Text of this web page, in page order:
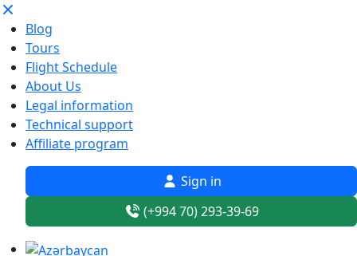
Blog
Tours
Flight Schedule
About Us
Legal information
Technical support
Affiliate program
Sign in
(+994 70) 293-39-69